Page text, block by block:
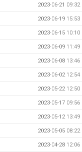
2023-06-21 09:32
2023-06-19 15:53
2023-06-15 10:10
2023-06-09 11:49
2023-06-08 13:46
2023-06-02 12:54
2023-05-22 12:50
2023-05-17 09:56
2023-05-12 13:49
2023-05-05 08:22
2023-04-28 12:06